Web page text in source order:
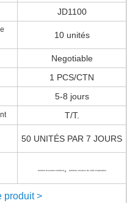
JD1100
10 unités
Negotiable
1 PCS/CTN
5-8 jours
T/T.
50 UNITÉS PAR 7 JOURS
lumière d'examen médical, lumières menées de salle d'opération
produit >